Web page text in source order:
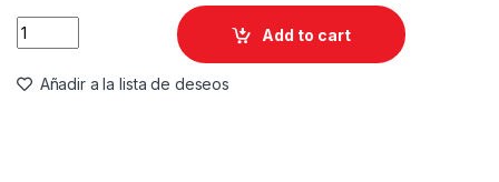
Adaptador Manguera Neon de 25 M 5050 100-240V 4A
Add to cart
Añadir a la lista de deseos